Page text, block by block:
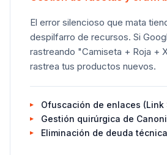
El error silencioso que mata
despilfarro de recursos. Si
rastreando "Camiseta + Roja +
rastrea tus productos nuevos.
Ofuscación de enlaces (Link
Gestión quirúrgica de
Eliminación de deuda técnica